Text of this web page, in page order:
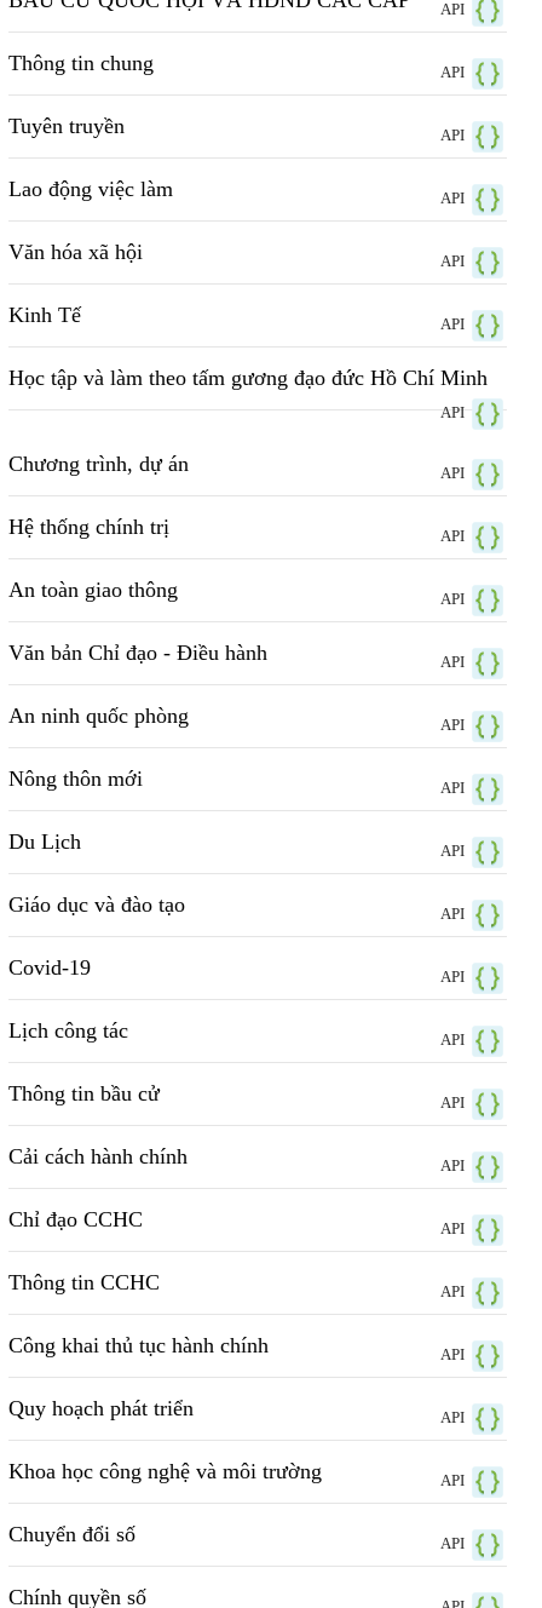
API
Thông tin chung API
Tuyên truyền API
Lao động việc làm API
Văn hóa xã hội API
Kinh Tế API
Học tập và làm theo tấm gương đạo đức Hồ Chí Minh
API
Chương trình, dự án API
Hệ thống chính trị API
An toàn giao thông API
Văn bản Chỉ đạo - Điều hành API
An ninh quốc phòng API
Nông thôn mới API
Du Lịch API
Giáo dục và đào tạo API
Covid-19 API
Lịch công tác API
Thông tin bầu cử API
Cải cách hành chính API
Chỉ đạo CCHC API
Thông tin CCHC API
Công khai thủ tục hành chính API
Quy hoạch phát triển API
Khoa học công nghệ và môi trường API
Chuyển đổi số API
Chính quyền số